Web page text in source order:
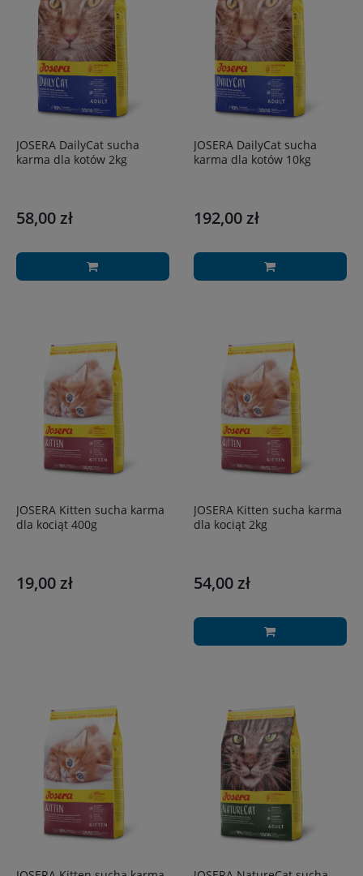
JOSERA DailyCat sucha
karma dla kotów 2kg
58,00 zł
JOSERA DailyCat sucha
karma dla kotów 10kg
192,00 zł
JOSERA Kitten sucha karma
dla kociąt 400g
19,00 zł
JOSERA Kitten sucha karma
dla kociąt 2kg
54,00 zł